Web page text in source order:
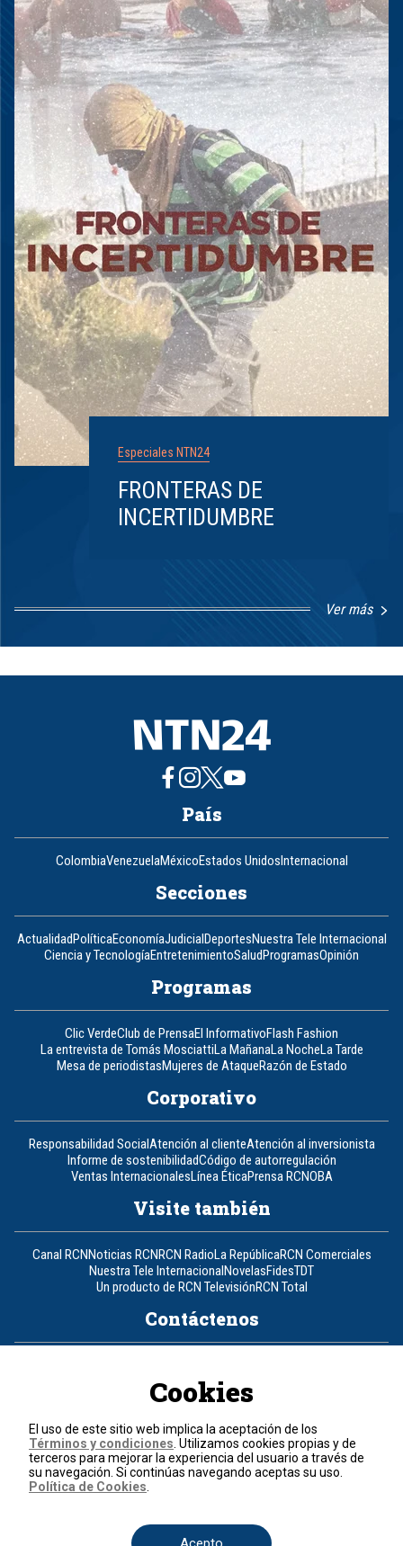
Especiales NTN24
FRONTERAS DE
INCERTIDUMBRE
Ver más
8
País
ColombiaVenezuelaMéxicoEstados UnidosInternacional
Secciones
ActualidadPolíticaEconomíaJudicialDeportesNuestra Tele Internacional
Ciencia y TecnologíaEntretenimientoSaludProgramasOpinión
Programas
Clic VerdeClub de PrensaEl InformativoFlash Fashion
La entrevista de Tomás MosciattiLa MañanaLa NocheLa Tarde
Mesa de periodistasMujeres de AtaqueRazón de Estado
Corporativo
Responsabilidad SocialAtención al clienteAtención al inversionista
Informe de sostenibilidadCódigo de autorregulación
Ventas InternacionalesLínea ÉticaPrensa RCNOBA
Visite también
Canal RCNNoticias RCNRCN RadioLa RepúblicaRCN Comerciales
Nuestra Tele InternacionalNovelasFidesTDT
Un producto de RCN TelevisiónRCN Total
Contáctenos
Política de cookies
Términos y condiciones
© 2026, RCN Medios.
Todos los derechos reservados.
Cookies
El uso de este sitio web implica la aceptación de los
Términos y condiciones . Utilizamos cookies propias y de
terceros para mejorar la experiencia del usuario a través de
su navegación. Si continúas navegando aceptas su uso.
Política de Cookies